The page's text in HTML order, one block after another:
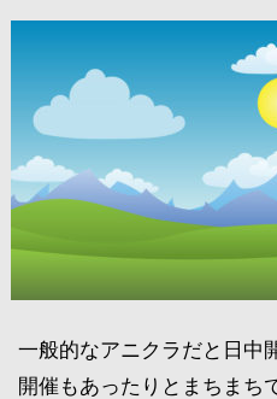
一般的なアニクラだと日中
開催もあったりとまちまち